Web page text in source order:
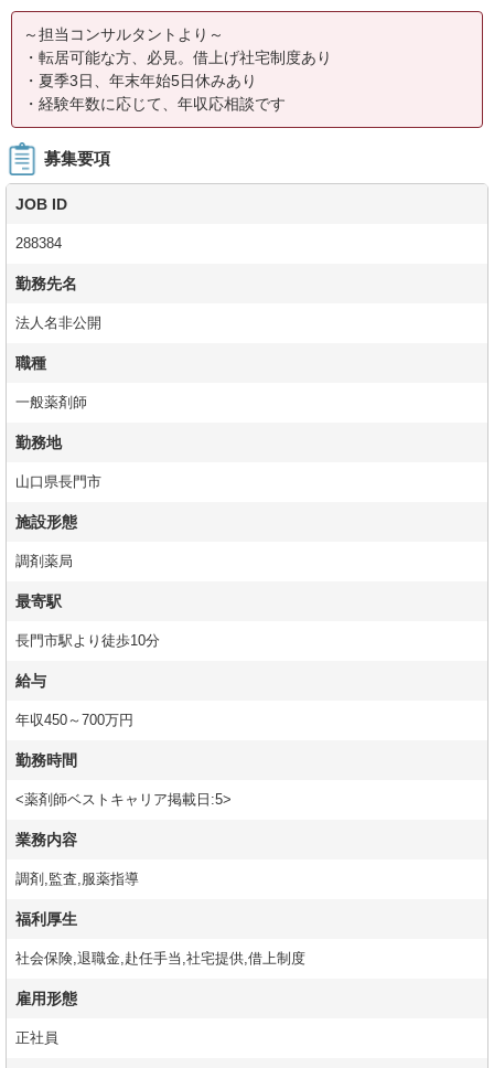
～担当コンサルタントより～
・転居可能な方、必見。借上げ社宅制度あり
・夏季3日、年末年始5日休みあり
・経験年数に応じて、年収応相談です
募集要項
JOB ID
288384
勤務先名
法人名非公開
職種
一般薬剤師
勤務地
山口県長門市
施設形態
調剤薬局
最寄駅
長門市駅より徒歩10分
給与
年収450～700万円
勤務時間
<薬剤師ベストキャリア掲載日:5>
業務内容
調剤,監査,服薬指導
福利厚生
社会保険,退職金,赴任手当,社宅提供,借上制度
雇用形態
正社員